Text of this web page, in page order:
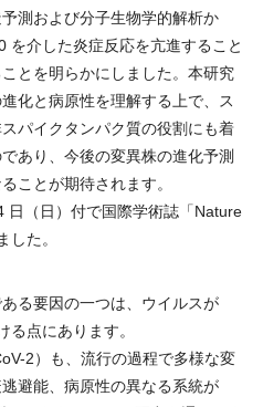
測および分子生物学的解析か
介した炎症反応を亢進すること
とを明らかにしました。本研究
化と病原性を理解する上で、ス
パイクタンパク質の役割にも着
あり、今後の変異株の進化予測
ことが期待されます。
日（日）付で国際学術誌「Nature
た。
る要因の一つは、ウイルスが
点にあります。
2）も、流行の過程で多様な変
避能、病原性の異なる系統が